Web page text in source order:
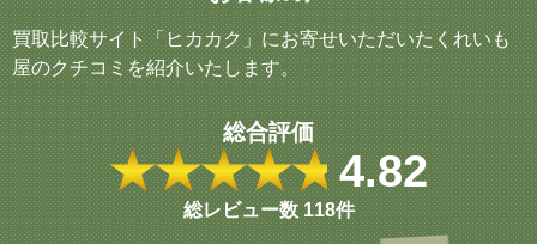
買取比較サイト「ヒカカク」にお寄せいただいたくれいも
屋のクチコミを紹介いたします。
総合評価
★★★★★4.82
総レビュー数118件